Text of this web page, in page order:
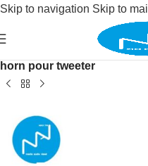
Skip to navigation Skip to
Sonorisation/ haut
horn pour tweeter